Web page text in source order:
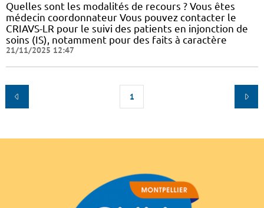
Quelles sont les modalités de recours ? Vous êtes
médecin coordonnateur Vous pouvez contacter le
CRIAVS-LR pour le suivi des patients en injonction de
soins (IS), notamment pour des faits à caractère
21/11/2025 12:47
1